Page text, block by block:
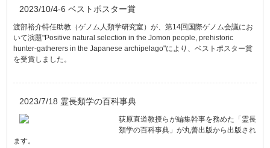
2023/10/4-6 ベストポスター賞
渡部裕介特任助教（ゲノム人類学研究室）が、第14回国際ゲノム会議にお
いて演題"Positive natural selection in the Jomon people, prehistoric
hunter-gatherers in the Japanese archipelago"により、ベストポスター賞
を受賞しました。
2023/7/18 霊長類学の百科事典
荻原直道教授らが編集幹事を務めた「霊長
類学の百科事典」が丸善出版から出版され
ます。